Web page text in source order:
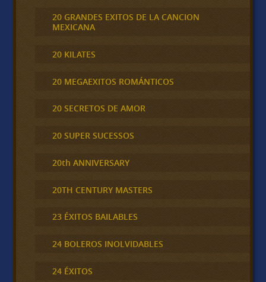
20 GRANDES EXITOS DE LA CANCION
MEXICANA
20 KILATES
20 MEGAEXITOS ROMÁNTICOS
20 SECRETOS DE AMOR
20 SUPER SUCESSOS
20th ANNIVERSARY
20TH CENTURY MASTERS
23 ÉXITOS BAILABLES
24 BOLEROS INOLVIDABLES
24 ÉXITOS